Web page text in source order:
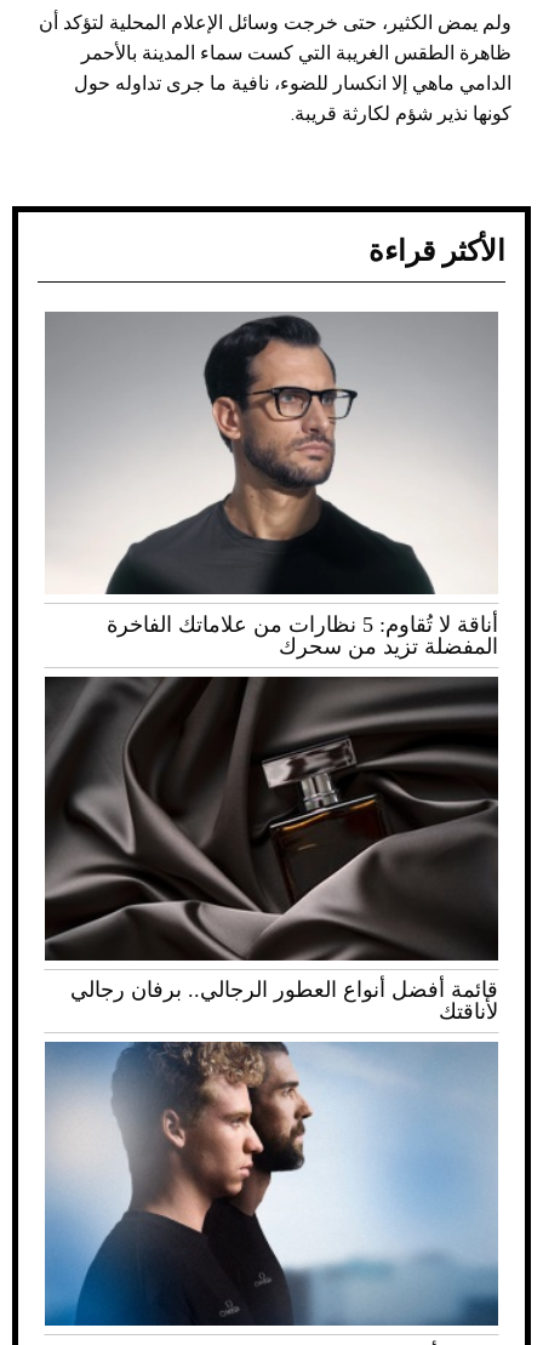
ولم يمض الكثير، حتى خرجت وسائل الإعلام المحلية لتؤكد أن
ظاهرة الطقس الغريبة التي كست سماء المدينة بالأحمر
الدامي ماهي إلا انكسار للضوء، نافية ما جرى تداوله حول
كونها نذير شؤم لكارثة قريبة.
الأكثر قراءة
أناقة لا تُقاوم: 5 نظارات من علاماتك الفاخرة
المفضلة تزيد من سحرك
قائمة أفضل أنواع العطور الرجالي.. برفان رجالي
لأناقتك